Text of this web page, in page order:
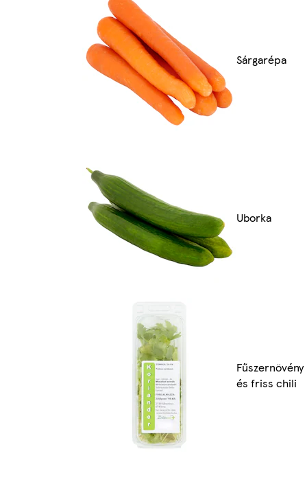
Sárgarépa
Uborka
Fűszernövény
és friss chili